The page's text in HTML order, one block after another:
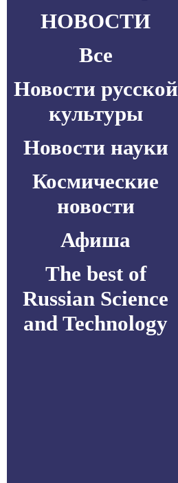
НОВОСТИ
Все
Новости русской
культуры
Новости науки
Космические
новости
Афиша
The best of
Russian Science
and Technology